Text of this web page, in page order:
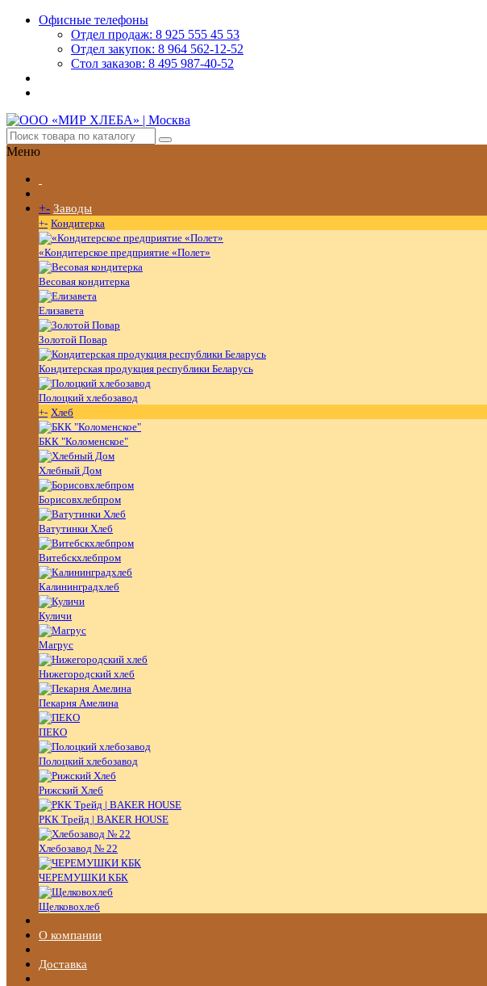
Офисные телефоны
Отдел продаж: 8 925 555 45 53
Отдел закупок: 8 964 562-12-52
Стол заказов: 8 495 987-40-52
Меню
+- Заводы
+- Кондитерка
«Кондитерское предприятие «Полет»
Весовая кондитерка
Елизавета
Золотой Повар
Кондитерская продукция республики Беларусь
Полоцкий хлебозавод
+- Хлеб
БКК "Коломенское"
Хлебный Дом
Борисовхлебпром
Ватутинки Хлеб
Витебскхлебпром
Калининградхлеб
Куличи
Магрус
Нижегородский хлеб
Пекарня Амелина
ПЕКО
Полоцкий хлебозавод
Рижский Хлеб
РКК Трейд | BAKER HOUSE
Хлебозавод № 22
ЧЕРЕМУШКИ КБК
Щелковохлеб
О компании
Доставка